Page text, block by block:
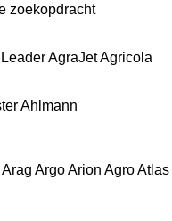
zoekopdracht
AgraJetAgricola
Ahlmann
Arag ArgoArion AgroAtlas